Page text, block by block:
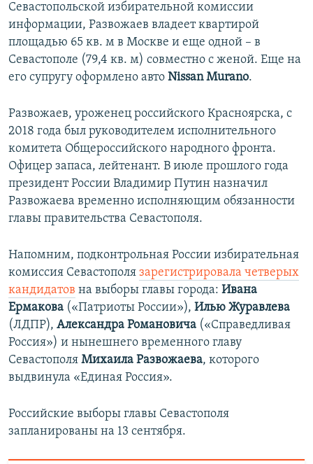
Севастопольской избирательной комиссии
информации, Развожаев владеет квартирой
площадью 65 кв. м в Москве и еще одной – в
Севастополе (79,4 кв. м) совместно с женой. Еще на
его супругу оформлено авто Nissan Murano.
Развожаев, уроженец российского Красноярска, с
2018 года был руководителем исполнительного
комитета Общероссийского народного фронта.
Офицер запаса, лейтенант. ​В июле прошлого года
президент России Владимир Путин назначил
Развожаева временно исполняющим обязанности
главы правительства Севастополя.
Напомним, подконтрольная России избирательная
комиссия Севастополя зарегистрировала четверых
кандидатов на выборы главы города​: Ивана
Ермакова («Патриоты России»), Илью Журавлева
(ЛДПР), Александра Романовича («Справедливая
Россия») и нынешнего временного главу
Севастополя Михаила Развожаева, которого
выдвинула «Единая Россия».
Российские выборы главы Севастополя
запланированы на 13 сентября.